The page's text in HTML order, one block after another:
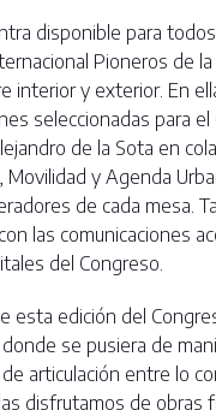
disponible para
Pioneros de
interior y exterior. En
seleccionadas para
de la Sota en
Movilidad y Agenda
de cada mesa.
las comunicaciones
del Congreso.
esta edición del
se pusiera de
articulación entre lo
disfrutamos de obras